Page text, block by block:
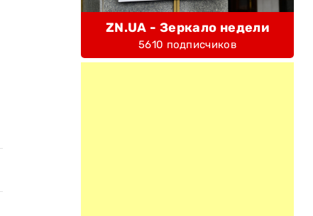
ZN.UA - Зеркало недели
5610 подписчиков